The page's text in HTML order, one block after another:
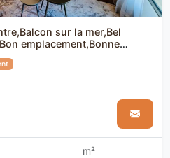
sur la mer,Bel
emplacement,Bonne
un bel immeuble,En bon
haut avec vue,Grand,Haut
m²